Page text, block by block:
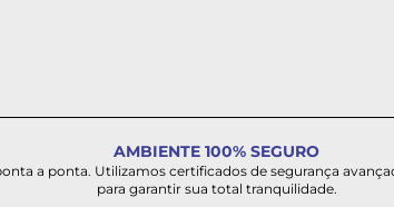
AMBIENTE 100% SEGURO
a ponta. Utilizamos certificados de segurança
para garantir sua total tranquilidade.